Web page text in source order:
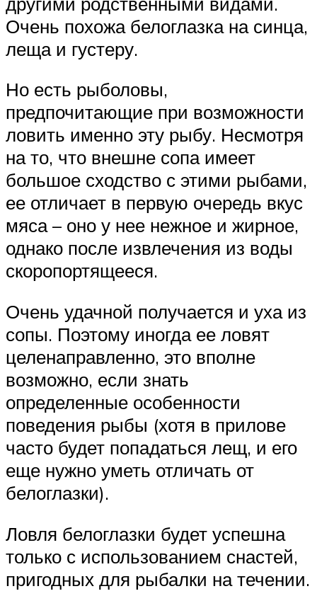
Очень похожа белоглазка на синца,
леща и густеру.
Но есть рыболовы,
предпочитающие при возможности
ловить именно эту рыбу. Несмотря
на то, что внешне сопа имеет
большое сходство с этими рыбами,
ее отличает в первую очередь вкус
мяса – оно у нее нежное и жирное,
однако после извлечения из воды
скоропортящееся.
Очень удачной получается и уха из
сопы. Поэтому иногда ее ловят
целенаправленно, это вполне
возможно, если знать
определенные особенности
поведения рыбы (хотя в прилове
часто будет попадаться лещ, и его
еще нужно уметь отличать от
белоглазки).
Ловля белоглазки будет успешна
только с использованием снастей,
пригодных для рыбалки на течении.